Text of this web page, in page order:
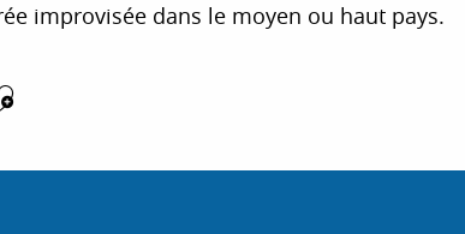
improvisée dans le moyen ou haut pays.
aux favoris